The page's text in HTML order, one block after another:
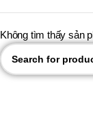
Không tìm thấy sản